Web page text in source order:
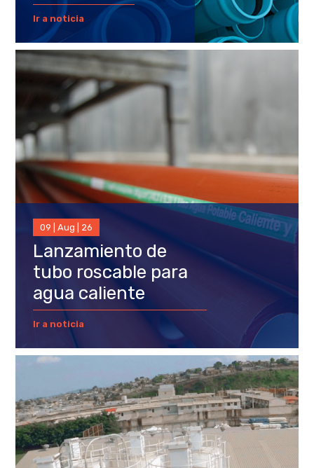
Ir a noticia
09 | Aug | 26
Lanzamiento de
tubo roscable para
agua caliente
Ir a noticia